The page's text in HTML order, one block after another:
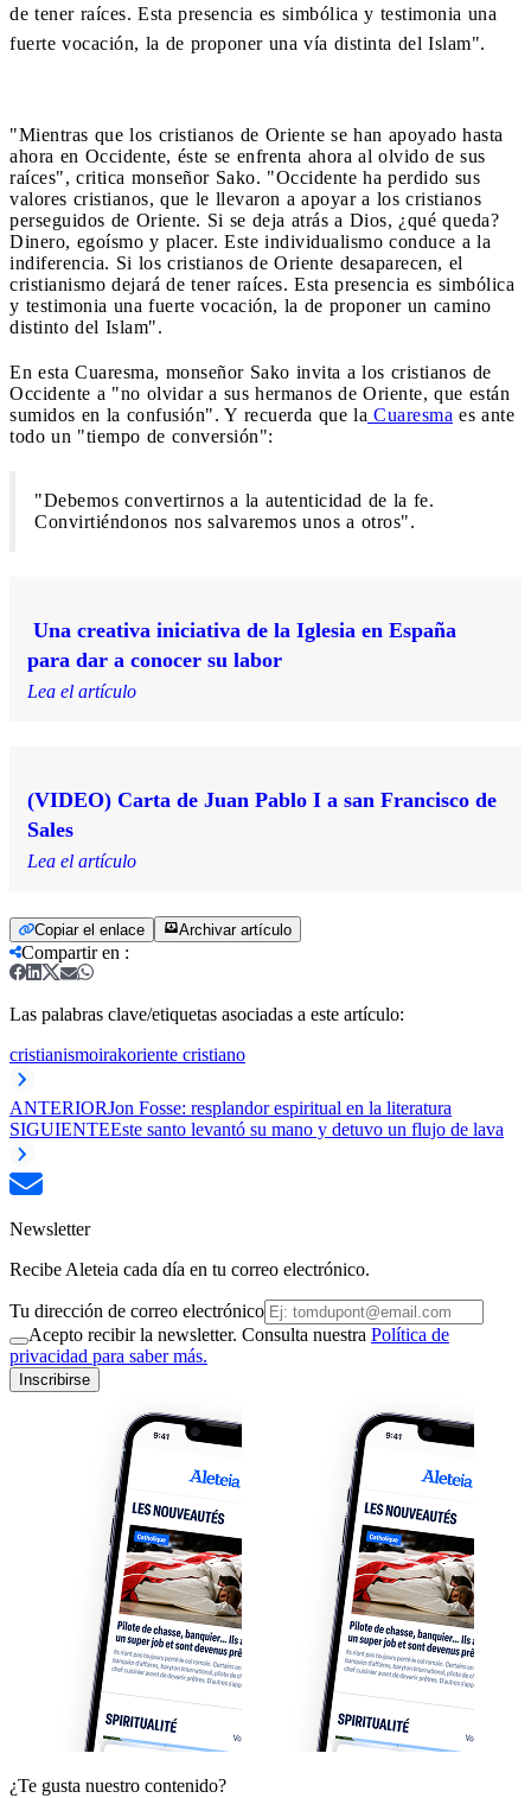
de tener raíces. Esta presencia es simbólica y testimonia una
fuerte vocación, la de proponer una vía distinta del Islam".
"Mientras que los cristianos de Oriente se han apoyado hasta
ahora en Occidente, éste se enfrenta ahora al olvido de sus
raíces", critica monseñor Sako. "Occidente ha perdido sus
valores cristianos, que le llevaron a apoyar a los cristianos
perseguidos de Oriente. Si se deja atrás a Dios, ¿qué queda?
Dinero, egoísmo y placer. Este individualismo conduce a la
indiferencia. Si los cristianos de Oriente desaparecen, el
cristianismo dejará de tener raíces. Esta presencia es simbólica
y testimonia una fuerte vocación, la de proponer un camino
distinto del Islam".
En esta Cuaresma, monseñor Sako invita a los cristianos de
Occidente a "no olvidar a sus hermanos de Oriente, que están
sumidos en la confusión". Y recuerda que la Cuaresma es ante
todo un "tiempo de conversión":
"Debemos convertirnos a la autenticidad de la fe.
Convirtiéndonos nos salvaremos unos a otros".
Una creativa iniciativa de la Iglesia en España
para dar a conocer su labor
Lea el artículo
(VIDEO) Carta de Juan Pablo I a san Francisco de
Sales
Lea el artículo
Copiar el enlace Archivar artículo
Compartir en :
Las palabras clave/etiquetas asociadas a este artículo:
cristianismoirakoriente cristiano
ANTERIORJon Fosse: resplandor espiritual en la literatura
SIGUIENTEEste santo levantó su mano y detuvo un flujo de lava
Newsletter
Recibe Aleteia cada día en tu correo electrónico.
Tu dirección de correo electrónico
Acepto recibir la newsletter. Consulta nuestra Política de
privacidad para saber más.
Inscribirse
¿Te gusta nuestro contenido?